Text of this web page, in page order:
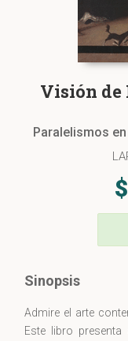
Visión de
Paralelismos
Sinopsis
Admire el arte
Este libro